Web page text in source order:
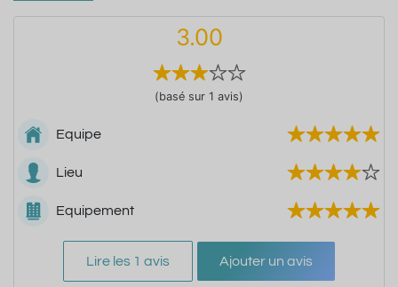
3.00
(basé sur 1 avis)
Equipe
Lieu
Equipement
Lire les 1 avis Ajouter un avis